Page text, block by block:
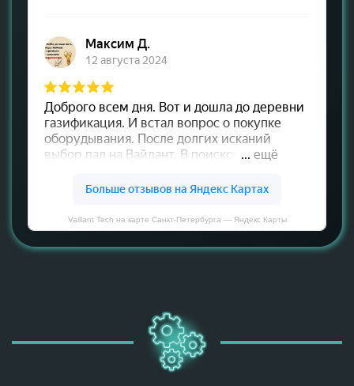
Vaillant Tech на карте Санкт‑Петербурга — Яндекс Карты